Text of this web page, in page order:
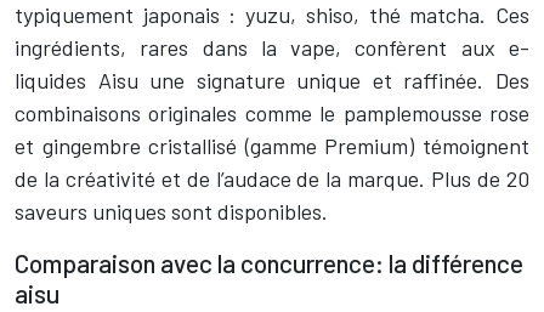
typiquement japonais : yuzu, shiso, thé matcha. Ces
ingrédients, rares dans la vape, confèrent aux e-
liquides Aisu une signature unique et raffinée. Des
combinaisons originales comme le pamplemousse rose
et gingembre cristallisé (gamme Premium) témoignent
de la créativité et de l’audace de la marque. Plus de 20
saveurs uniques sont disponibles.
Comparaison avec la concurrence: la différence
aisu